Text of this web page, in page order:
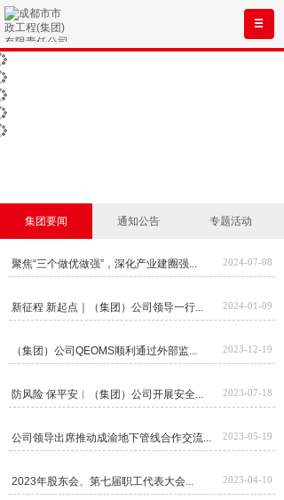
集团要闻 通知公告 专题活动
聚焦“三个做优做强”，深化产业建圈强... 2024-07-08
新征程 新起点｜（集团）公司领导一行... 2024-01-09
（集团）公司QEOMS顺利通过外部监... 2023-12-19
防风险 保平安︱（集团）公司开展安全... 2023-07-18
公司领导出席推动成渝地下管线合作交流... 2023-05-19
2023年股东会、第七届职工代表大会... 2023-04-10